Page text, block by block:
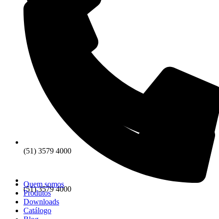
(51) 3579 4000
(51) 3579 4000
Quem somos
Produtos
Downloads
Catálogo